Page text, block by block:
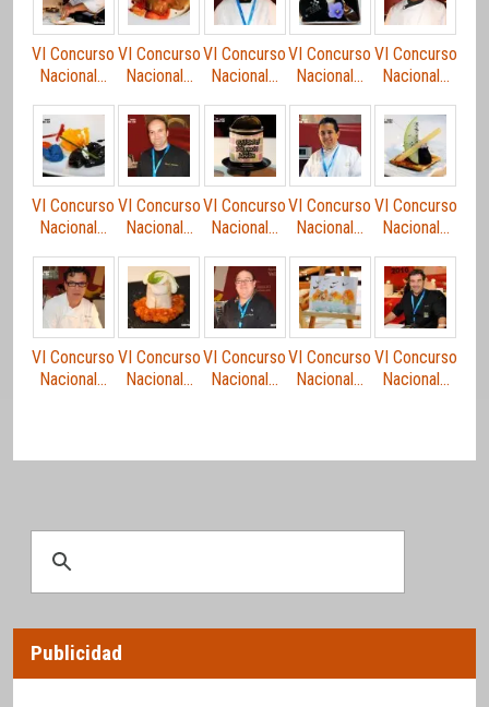
VI Concurso
Nacional…
VI Concurso
Nacional…
VI Concurso
Nacional…
VI Concurso
Nacional…
VI Concurso
Nacional…
VI Concurso
Nacional…
VI Concurso
Nacional…
VI Concurso
Nacional…
VI Concurso
Nacional…
VI Concurso
Nacional…
VI Concurso
Nacional…
VI Concurso
Nacional…
VI Concurso
Nacional…
VI Concurso
Nacional…
VI Concurso
Nacional…
Publicidad